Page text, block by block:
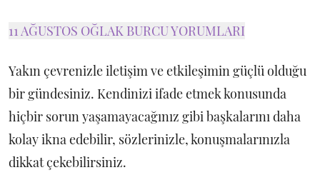
11 AĞUSTOS OĞLAK BURCU YORUMLARI
Yakın çevrenizle iletişim ve etkileşimin güçlü olduğu
bir gündesiniz. Kendinizi ifade etmek konusunda
hiçbir sorun yaşamayacağınız gibi başkalarını daha
kolay ikna edebilir, sözlerinizle, konuşmalarınızla
dikkat çekebilirsiniz.